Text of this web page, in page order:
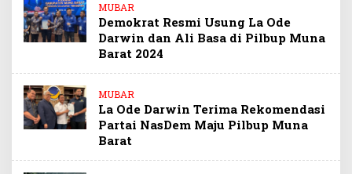
MUBAR
Demokrat Resmi Usung La Ode
Darwin dan Ali Basa di Pilbup Muna
Barat 2024
MUBAR
La Ode Darwin Terima Rekomendasi
Partai NasDem Maju Pilbup Muna
Barat